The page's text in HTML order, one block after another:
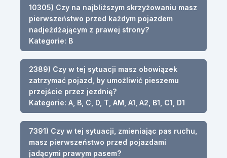
10305) Czy na najbliższym skrzyżowaniu masz
pierwszeństwo przed każdym pojazdem
nadjeżdżającym z prawej strony?
Kategorie: B
2389) Czy w tej sytuacji masz obowiązek
zatrzymać pojazd, by umożliwić pieszemu
przejście przez jezdnię?
Kategorie: A, B, C, D, T, AM, A1, A2, B1, C1, D1
7391) Czy w tej sytuacji, zmieniając pas ruchu,
masz pierwszeństwo przed pojazdami
jadącymi prawym pasem?